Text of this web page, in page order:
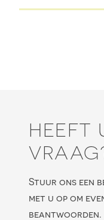
HEEFT
Stuur ons een
met u op om
beantwoorden.